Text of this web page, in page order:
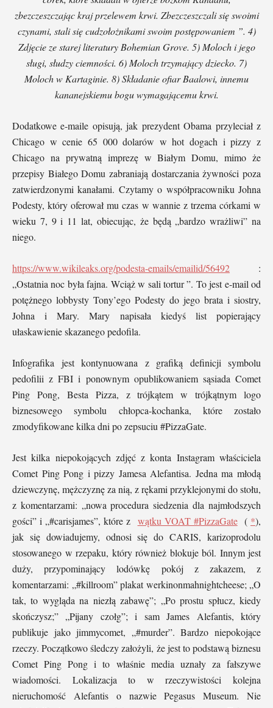
zbezczeszczając kraj przelewem krwi. Zbezczeszczali się swoimi
czynami, stali się cudzołożnikami swoim postępowaniem ”. 4)
Zdjęcie ze starej literatury Bohemian Grove. 5) Moloch i jego
sługi, słudzy ciemności. 6) Moloch trzymający dziecko. 7)
Moloch w Kartaginie. 8) Składanie ofiar Baalowi, innemu
kananejskiemu bogu wymagającemu krwi.
Dodatkowe e-maile opisują, jak prezydent Obama przyleciał z
Chicago w cenie 65 000 dolarów w hot dogach i pizzy z
Chicago na prywatną imprezę w Białym Domu, mimo że
przepisy Białego Domu zabraniają dostarczania żywności poza
zatwierdzonymi kanałami. Czytamy o współpracowniku Johna
Podesty, który oferował mu czas w wannie z trzema córkami w
wieku 7, 9 i 11 lat, obiecując, że będą „bardzo wrażliwi” na
niego.
https://www.wikileaks.org/podesta-emails/emailid/56492 :
„Ostatnia noc była fajna. Wciąż w sali tortur ”. To jest e-mail od
potężnego lobbysty Tony’ego Podesty do jego brata i siostry,
Johna i Mary. Mary napisała kiedyś list popierający
ułaskawienie skazanego pedofila.
Infografika jest kontynuowana z grafiką definicji symbolu
pedofilii z FBI i ponownym opublikowaniem sąsiada Comet
Ping Pong, Besta Pizza, z trójkątem w trójkątnym logo
biznesowego symbolu chłopca-kochanka, które zostało
zmodyfikowane kilka dni po zepsuciu #PizzaGate.
Jest kilka niepokojących zdjęć z konta Instagram właściciela
Comet Ping Pong i pizzy Jamesa Alefantisa. Jedna ma młodą
dziewczynę, mężczyznę za nią, z rękami przyklejonymi do stołu,
z komentarzami: „nowa procedura siedzenia dla najmłodszych
gości” i „#carisjames”, które z wątku VOAT #PizzaGate( *),
jak się dowiadujemy, odnosi się do CARIS, karizoprodolu
stosowanego w rzepaku, który również blokuje ból. Innym jest
duży, przypominający lodówkę pokój z zakazem, z
komentarzami: „#killroom” plakat werkinonmahnightcheese; „O
tak, to wygląda na niezłą zabawę”; „Po prostu spłucz, kiedy
skończysz;” „Pijany czołg”; i sam James Alefantis, który
publikuje jako jimmycomet, „#murder”. Bardzo niepokojące
rzeczy. Początkowo śledczy założyli, że jest to podstawą biznesu
Comet Ping Pong i to właśnie media uznały za fałszywe
wiadomości. Lokalizacja to w rzeczywistości kolejna
nieruchomość Alefantis o nazwie Pegasus Museum. Nie